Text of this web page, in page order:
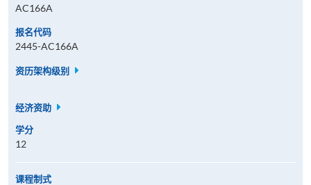
AC166A
报名代码
2445-AC166A
资历架构级别
经济资助
学分
12
课程制式